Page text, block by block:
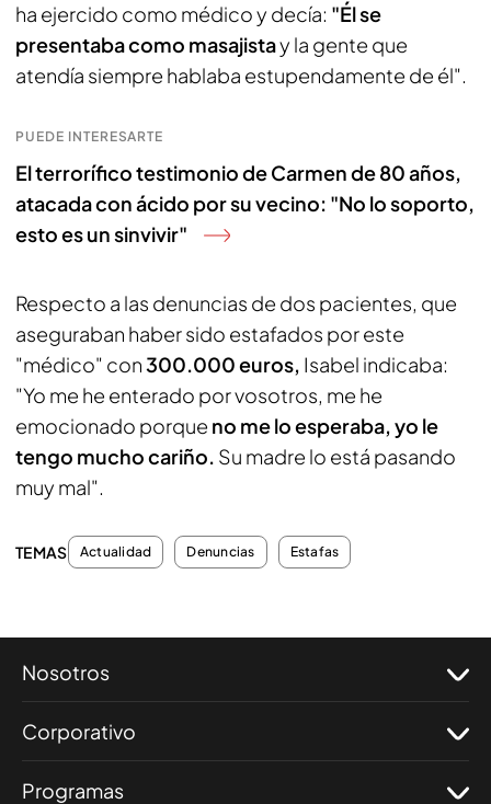
ha ejercido como médico y decía: "Él se
presentaba como masajistay la gente que
atendía siempre hablaba estupendamente de él".
PUEDE INTERESARTE
El terrorífico testimonio de Carmen de 80 años,
atacada con ácido por su vecino: "No lo soporto,
esto es un sinvivir"
Respecto a las denuncias de dos pacientes, que
aseguraban haber sido estafados por este
"médico" con300.000 euros, Isabel indicaba:
"Yo me he enterado por vosotros, me he
emocionado porque no me lo esperaba, yo le
tengo mucho cariño. Su madre lo está pasando
muy mal".
TEMAS Actualidad Denuncias Estafas
Nosotros
Corporativo
Programas